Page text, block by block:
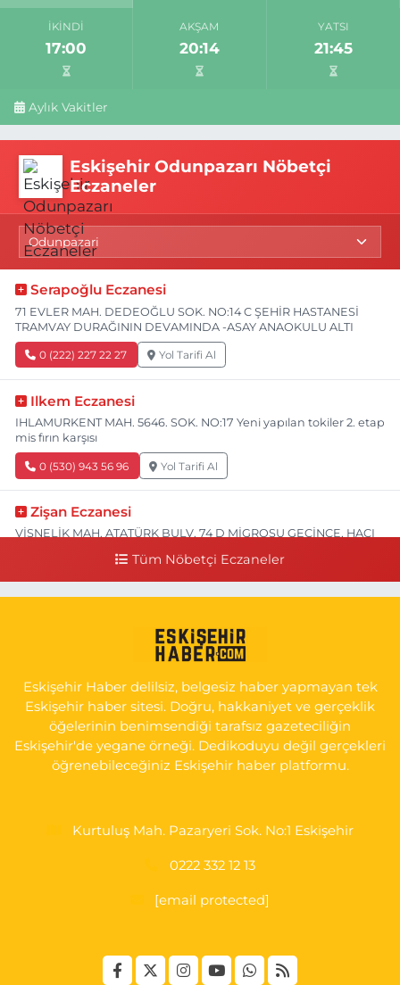
İKINDI
17:00
AKŞAM
20:14
YATSI
21:45
Aylık Vakitler
Eskişehir Odunpazarı Nöbetçi
Eczaneler
Serapoğlu Eczanesi
71 EVLER MAH. DEDEOĞLU SOK. NO:14 C ŞEHİR HASTANESİ
TRAMVAY DURAĞININ DEVAMINDA -ASAY ANAOKULU ALTI
0 (222) 227 22 27 Yol Tarifi Al
Ilkem Eczanesi
IHLAMURKENT MAH. 5646. SOK. NO:17 Yeni yapılan tokiler 2. etap
mis fırın karşısı
0 (530) 943 56 96 Yol Tarifi Al
Zişan Eczanesi
VİŞNELİK MAH. ATATÜRK BULV. 74 D MİGROSU GEÇİNCE, HACI
KIRMIZITOPRAK MAH.ERCAN SOK. NO:14 C ESKİ HAVA
HASTANESİ POLİKLİNİK KAPISI KARŞISI
0 (222) 240 55 11 Yol Tarifi Al
Tüm Nöbetçi Eczaneler
Eskişehir Haber delilsiz, belgesiz haber yapmayan tek
Eskişehir haber sitesi. Doğru, hakkaniyet ve gerçeklik
öğelerinin benimsendiği tarafsız gazeteciliğin
Eskişehir'de yegane örneği. Dedikoduyu değil gerçekleri
öğrenebileceğiniz Eskişehir haber platformu.
Kurtuluş Mah. Pazaryeri Sok. No:1 Eskişehir
0222 332 12 13
[email protected]